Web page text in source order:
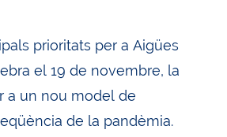
prioritats per a Aigües
el 19 de novembre, la
a un nou model de
de la pandèmia.